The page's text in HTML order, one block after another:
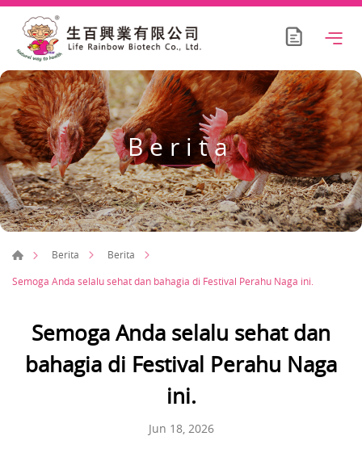
Berita
Berita Berita
Semoga Anda selalu sehat dan bahagia di Festival Perahu Naga ini.
Semoga Anda selalu sehat dan
bahagia di Festival Perahu Naga
ini.
Jun 18, 2026